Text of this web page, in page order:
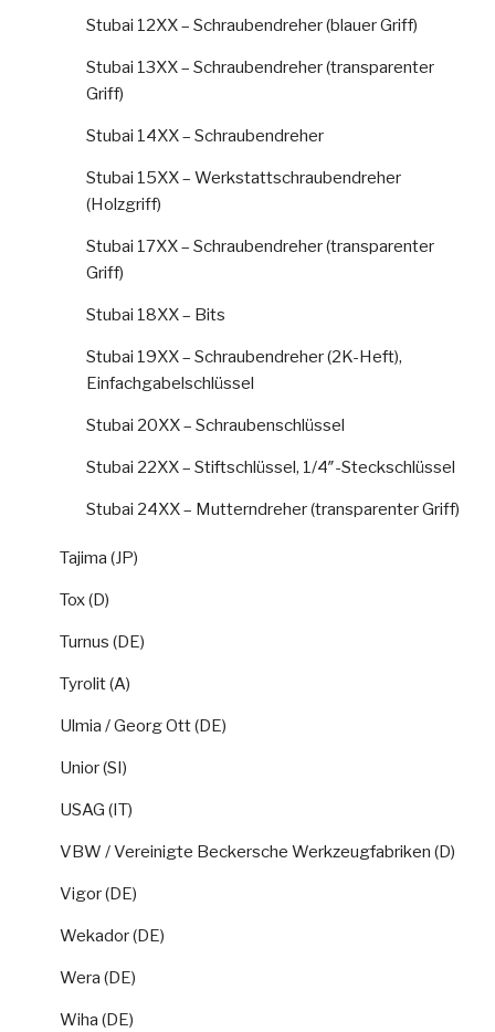
Stubai 12XX – Schraubendreher (blauer Griff)
Stubai 13XX – Schraubendreher (transparenter
Griff)
Stubai 14XX – Schraubendreher
Stubai 15XX – Werkstattschraubendreher
(Holzgriff)
Stubai 17XX – Schraubendreher (transparenter
Griff)
Stubai 18XX – Bits
Stubai 19XX – Schraubendreher (2K-Heft),
Einfachgabelschlüssel
Stubai 20XX – Schraubenschlüssel
Stubai 22XX – Stiftschlüssel, 1/4″-Steckschlüssel
Stubai 24XX – Mutterndreher (transparenter Griff)
Tajima (JP)
Tox (D)
Turnus (DE)
Tyrolit (A)
Ulmia / Georg Ott (DE)
Unior (SI)
USAG (IT)
VBW / Vereinigte Beckersche Werkzeugfabriken (D)
Vigor (DE)
Wekador (DE)
Wera (DE)
Wiha (DE)